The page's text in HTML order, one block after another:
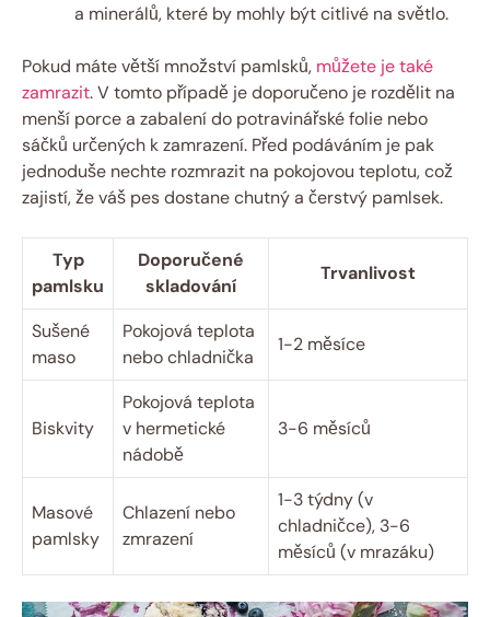
a minerálů, které by mohly být citlivé na světlo.
Pokud máte větší množství pamlsků, můžete je také
zamrazit. V tomto případě je doporučeno je rozdělit na
menší porce a zabalení do potravinářské folie nebo
sáčků určených k zamrazení. Před podáváním je pak
jednoduše nechte rozmrazit na pokojovou teplotu, což
zajistí, že váš pes dostane chutný a čerstvý pamlsek.
Typ
pamlsku
Doporučené
skladování
Trvanlivost
Sušené
maso
Pokojová teplota
nebo chladnička
1-2 měsíce
Biskvity
Pokojová teplota
v hermetické
nádobě
3-6 měsíců
Masové
pamlsky
Chlazení nebo
zmrazení
1-3 týdny (v
chladničce), 3-6
měsíců (v mrazáku)